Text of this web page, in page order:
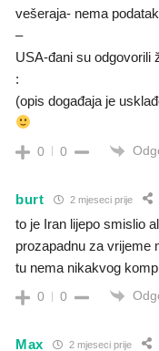
vešeraja- nema
–
USA-đani su odgovorili
:
(opis događaja je
0 0
burt 2 mjeseci prije
to je Iran lijepo smislio
prozapadnu za vrijeme
tu nema nikakvog
0 0
Max 2 mjeseci prije